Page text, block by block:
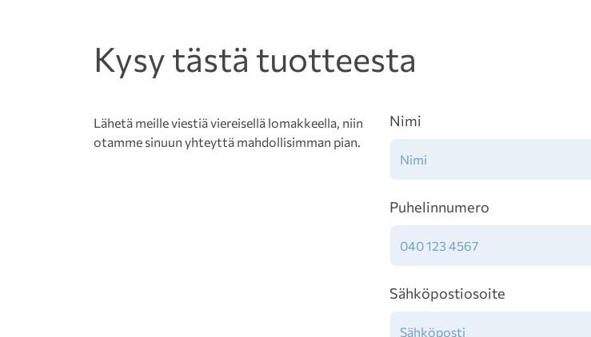
Kysy tästä tuotteesta
Lähetä meille viestiä viereisellä lomakkeella, niin
otamme sinuun yhteyttä mahdollisimman pian.
Nimi
Puhelinnumero
Sähköpostiosoite